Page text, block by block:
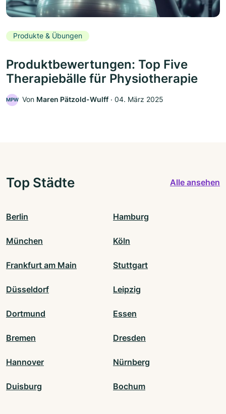
Produkte & Übungen
Produktbewertungen: Top Five
Therapiebälle für Physiotherapie
MPW Von Maren Pätzold-Wulff ‧ 04. März 2025
Top Städte Alle ansehen
Berlin Hamburg
München Köln
Frankfurt am Main Stuttgart
Düsseldorf Leipzig
Dortmund Essen
Bremen Dresden
Hannover Nürnberg
Duisburg Bochum